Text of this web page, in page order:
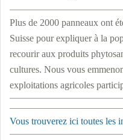
Plus de 2000 panneaux ont
Suisse pour expliquer à la
recourir aux produits
cultures. Nous vous
exploitations agricoles
Vous trouverez ici toutes les